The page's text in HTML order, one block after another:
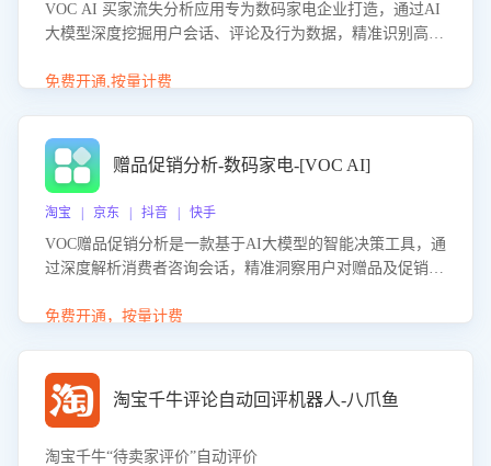
VOC AI 买家流失分析应用专为数码家电企业打造，通过AI
大模型深度挖掘用户会话、评论及行为数据，精准识别高流
应延迟、竞品价格冲击等。系统自动输出可落地的挽回策
免费开通,按量计费
赠品促销分析-数码家电-[VOC AI]
淘宝 | 京东 | 抖音 | 快手
VOC赠品促销分析是一款基于AI大模型的智能决策工具，通
过深度解析消费者咨询会话，精准洞察用户对赠品及促销政
销诉求，帮助企业制定个性化赠品组合策略，优化资源投放
免费开通，按量计费
淘宝千牛评论自动回评机器人-八爪鱼
淘宝千牛“待卖家评价”自动评价